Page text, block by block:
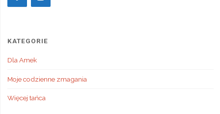
KATEGORIE
Dla Amek
Moje codzienne zmagania
Więcej tańca